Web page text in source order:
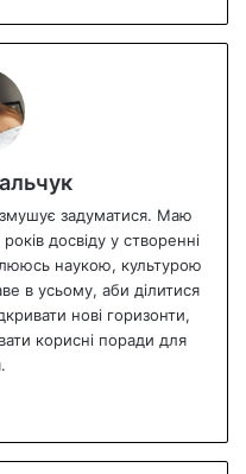
задуматися. Маю
досвіду у створенні
наукою, культурою
в усьому, аби ділитися
нові горизонти,
корисні поради для
te